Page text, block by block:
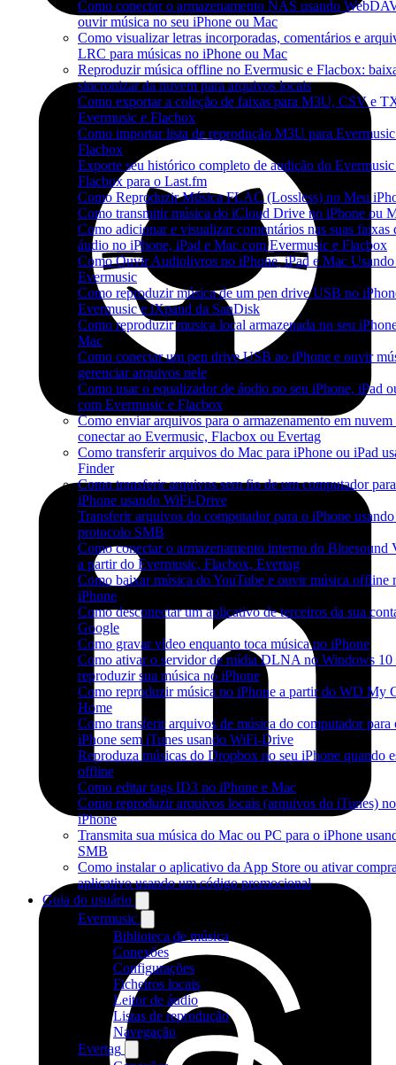
Como conectar o armazenamento NAS usando
ouvir música no seu iPhone ou Mac
Como visualizar letras incorporadas, comentários e
LRC para músicas no iPhone ou Mac
Reproduzir música offline no Evermusic e Flacbox:
sincronizar da nuvem para arquivos locais
Como exportar a coleção de faixas para M3U, CSV e
Evermusic e Flacbox
Como importar lista de reprodução M3U para
Flacbox
Exporte seu histórico completo de audição do Evermusic
Flacbox para o Last.fm
Como Reproduzir Música FLAC (Lossless) no Meu
Como transmitir música do iCloud Drive no iPhone ou
Como adicionar e visualizar comentários nas suas faixas
áudio no iPhone, iPad e Mac com Evermusic e Flacbox
Como Ouvir Audiolivros no iPhone, iPad e Mac
Evermusic
Como reproduzir música de um pen drive USB no
Evermusic e iXpand da SanDisk
Como reproduzir musica local armazenada no seu
Mac
Como conectar um pen drive USB ao iPhone e ouvir
gerenciar arquivos nele
Como usar o equalizador de áudio no seu iPhone, iPad
com Evermusic e Flacbox
Como enviar arquivos para o armazenamento em nuvem
conectar ao Evermusic, Flacbox ou Evertag
Como transferir arquivos do Mac para iPhone ou iPad
Finder
Como transferir arquivos sem fio de um computador
iPhone usando WiFi-Drive
Transferir arquivos do computador para o iPhone
protocolo SMB
Como conectar o armazenamento interno do
a partir do Evermusic, Flacbox, Evertag
Como baixar música do YouTube e ouvir música offline
iPhone
Como desconectar um aplicativo de terceiros da sua
Google
Como gravar vídeo enquanto toca música no iPhone
Como ativar o servidor de mídia DLNA no Windows 10
reproduzir sua música no iPhone
Como reproduzir música no iPhone a partir do WD My
Home
Como transferir arquivos de música do computador para
iPhone sem iTunes usando WiFi-Drive
Reproduza músicas do Dropbox no seu iPhone quando
offline
Como editar tags ID3 no iPhone e Mac
Como reproduzir arquivos locais (arquivos do iTunes)
iPhone
Transmita sua música do Mac ou PC para o iPhone
SMB
Como instalar o aplicativo da App Store ou ativar
aplicativo usando um código promocional
Guia do usuário
Evermusic
Biblioteca de música
Conexões
Configurações
Ficheiros locais
Leitor de áudio
Listas de reprodução
Navegação
Evertag